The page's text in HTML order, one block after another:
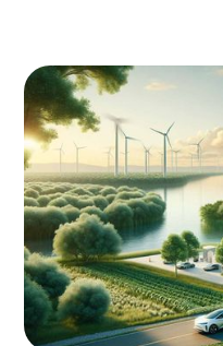
Heb je je ooit
eigenlijk is en
speelt in de
zomaar een element,
sleutel tot een
benieuwd bent naar
voor onze wereld,